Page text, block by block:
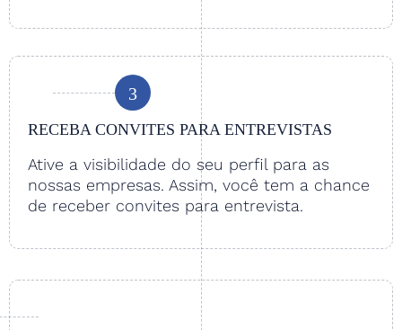
3
RECEBA CONVITES PARA ENTREVISTAS
Ative a visibilidade do seu perfil para as
nossas empresas. Assim, você tem a chance
de receber convites para entrevista.